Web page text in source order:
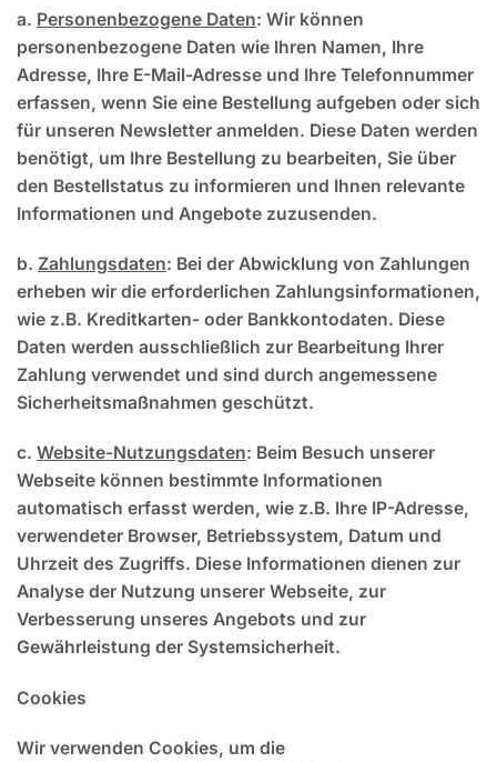
a. Personenbezogene Daten: Wir können
personenbezogene Daten wie Ihren Namen, Ihre
Adresse, Ihre E-Mail-Adresse und Ihre Telefonnummer
erfassen, wenn Sie eine Bestellung aufgeben oder sich
für unseren Newsletter anmelden. Diese Daten werden
benötigt, um Ihre Bestellung zu bearbeiten, Sie über
den Bestellstatus zu informieren und Ihnen relevante
Informationen und Angebote zuzusenden.
b. Zahlungsdaten: Bei der Abwicklung von Zahlungen
erheben wir die erforderlichen Zahlungsinformationen,
wie z.B. Kreditkarten- oder Bankkontodaten. Diese
Daten werden ausschließlich zur Bearbeitung Ihrer
Zahlung verwendet und sind durch angemessene
Sicherheitsmaßnahmen geschützt.
c. Website-Nutzungsdaten: Beim Besuch unserer
Webseite können bestimmte Informationen
automatisch erfasst werden, wie z.B. Ihre IP-Adresse,
verwendeter Browser, Betriebssystem, Datum und
Uhrzeit des Zugriffs. Diese Informationen dienen zur
Analyse der Nutzung unserer Webseite, zur
Verbesserung unseres Angebots und zur
Gewährleistung der Systemsicherheit.
Cookies
Wir verwenden Cookies, um die